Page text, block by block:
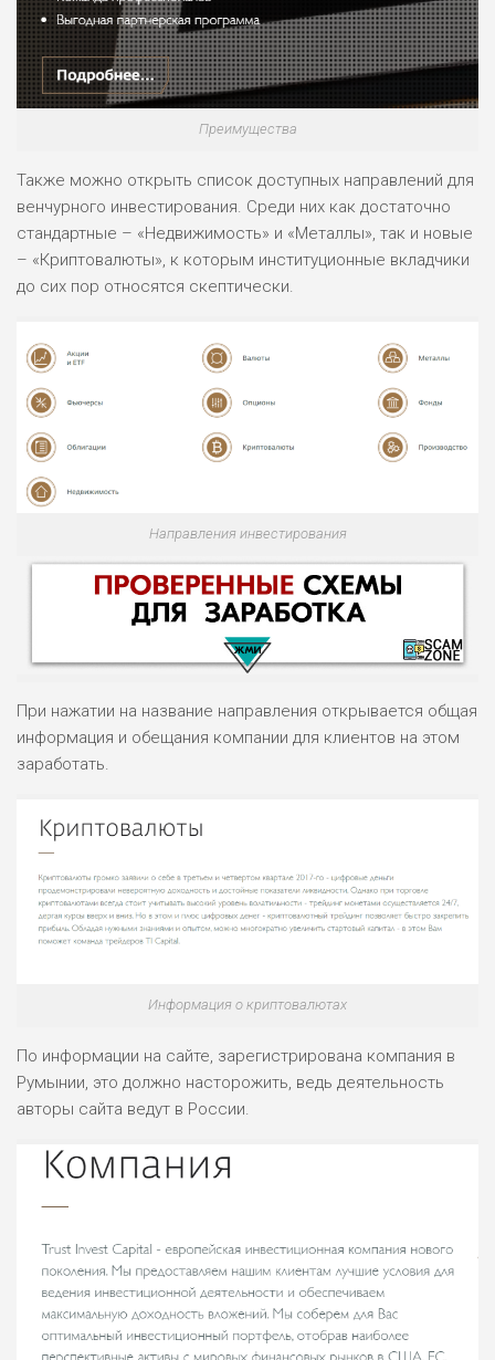
Преимущества
Также можно открыть список доступных направлений для
венчурного инвестирования. Среди них как достаточно
стандартные – «Недвижимость» и «Металлы», так и новые
– «Криптовалюты», к которым институционные вкладчики
до сих пор относятся скептически.
Направления инвестирования
ВСЕМ
РИСКИ: НИЗКИЕ
ДОХОД: ВЫСОКИЙ
РИСКИ: СРЕДНИЕ
ДОХОД: ВЫСОКИЙ
РИСКИ: НИЗКИЕ
ДОХОД: НИЗКИЙ
БЮДЖЕТ: НИЗКИЙ
ОБЗОР
При нажатии на название направления открывается общая
информация и обещания компании для клиентов на этом
заработать.
Информация о криптовалютах
По информации на сайте, зарегистрирована компания в
Румынии, это должно насторожить, ведь деятельность
авторы сайта ведут в России.